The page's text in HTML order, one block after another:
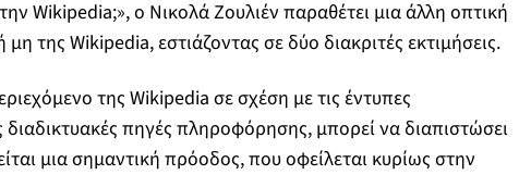
Wikipedia;», ο Νικολά Ζουλιέν παραθέτει μια άλλη οπτική
της Wikipedia, εστιάζοντας σε δύο διακριτές εκτιμήσεις.
της Wikipedia σε σχέση με τις έντυπες
διαδικτυακές πηγές πληροφόρησης, μπορεί να διαπιστώσει
μια σημαντική πρόοδος, που οφείλεται κυρίως στην